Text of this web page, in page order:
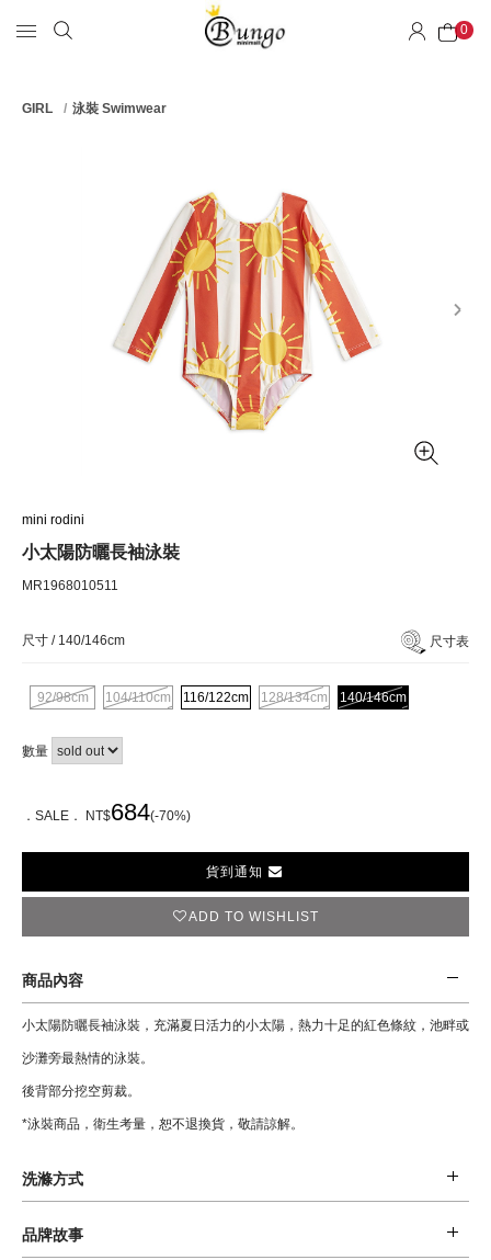
0
GIRL 泳裝 Swimwear
next
mini rodini
小太陽防曬長袖泳裝
MR1968010511
尺寸 / 140/146cm 尺寸表
92/98cm 104/110cm 116/122cm 128/134cm 140/146cm
數量
．SALE． NT$684(-70%)
貨到通知
ADD TO WISHLIST
商品內容
小太陽防曬長袖泳裝，充滿夏日活力的小太陽，熱力十足的紅色條紋，池畔或
沙灘旁最熱情的泳裝。
後背部分挖空剪裁。
*泳裝商品，衛生考量，恕不退換貨，敬請諒解。
洗滌方式
品牌故事